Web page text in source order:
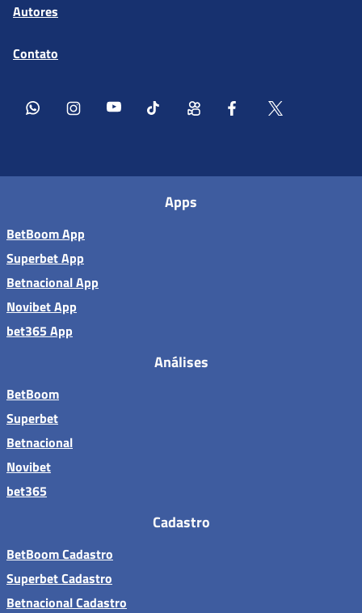
Autores
Contato
Apps
BetBoom App
Superbet App
Betnacional App
Novibet App
bet365 App
Análises
BetBoom
Superbet
Betnacional
Novibet
bet365
Cadastro
BetBoom Cadastro
Superbet Cadastro
Betnacional Cadastro